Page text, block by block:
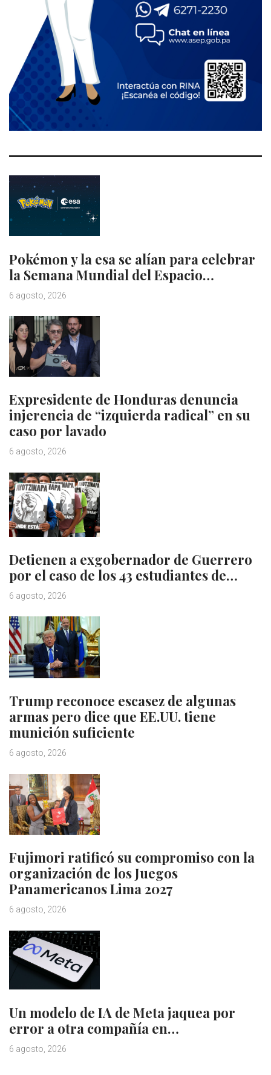
Pokémon y la esa se alían para celebrar
la Semana Mundial del Espacio…
6 agosto, 2026
Expresidente de Honduras denuncia
injerencia de “izquierda radical” en su
caso por lavado
6 agosto, 2026
Detienen a exgobernador de Guerrero
por el caso de los 43 estudiantes de…
6 agosto, 2026
Trump reconoce escasez de algunas
armas pero dice que EE.UU. tiene
munición suficiente
6 agosto, 2026
Fujimori ratificó su compromiso con la
organización de los Juegos
Panamericanos Lima 2027
6 agosto, 2026
Un modelo de IA de Meta jaquea por
error a otra compañía en…
6 agosto, 2026